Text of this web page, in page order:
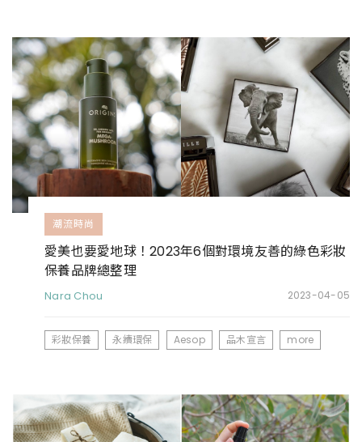
潮流時尚
愛美也要愛地球！2023年6個對環境友善的綠色彩妝
保養品牌總整理
Nara Chou 2023-04-05
彩妝保養 永續環保 Aesop 品木宣言 more